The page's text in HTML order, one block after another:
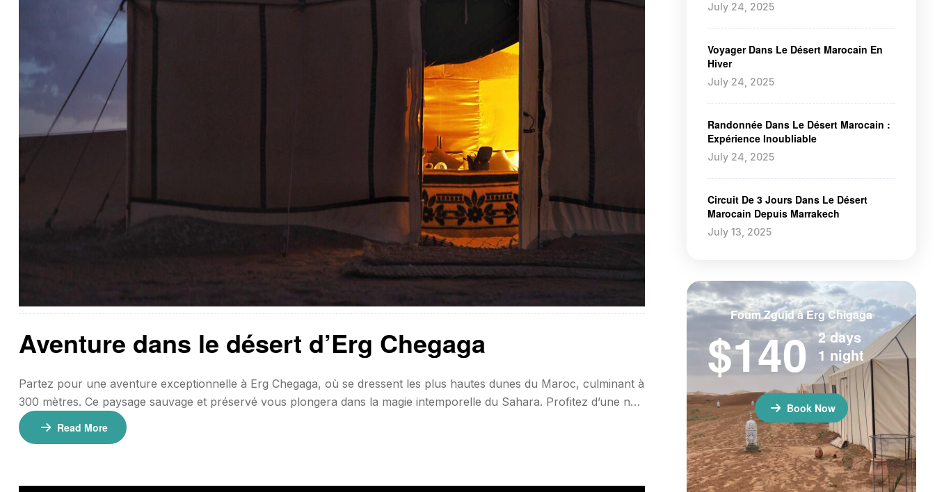
Aventure dans le désert d’Erg Chegaga
Partez pour une aventure exceptionnelle à Erg Chegaga, où se dressent les plus hautes dunes du Maroc, culminant à
300 mètres. Ce paysage sauvage et préservé vous plongera dans la magie intemporelle du Sahara. Profitez d’une nuit
inoubliable dans un campement nomade, alliant hospitalité chaleureuse et panoramas époustouflants. ⏳ Durée : 2
jours / 1 nuit📍 Point de […]
Read More
July 24, 2025
July 24, 2025
Voyager Dans Le Désert Marocain En
Hiver
July 24, 2025
Randonnée Dans Le Désert Marocain :
Expérience Inoubliable
July 13, 2025
Circuit De 3 Jours Dans Le Désert
Marocain Depuis Marrakech
Foum Zguid à Erg Chigaga
$140 2 days
1 night
Book Now